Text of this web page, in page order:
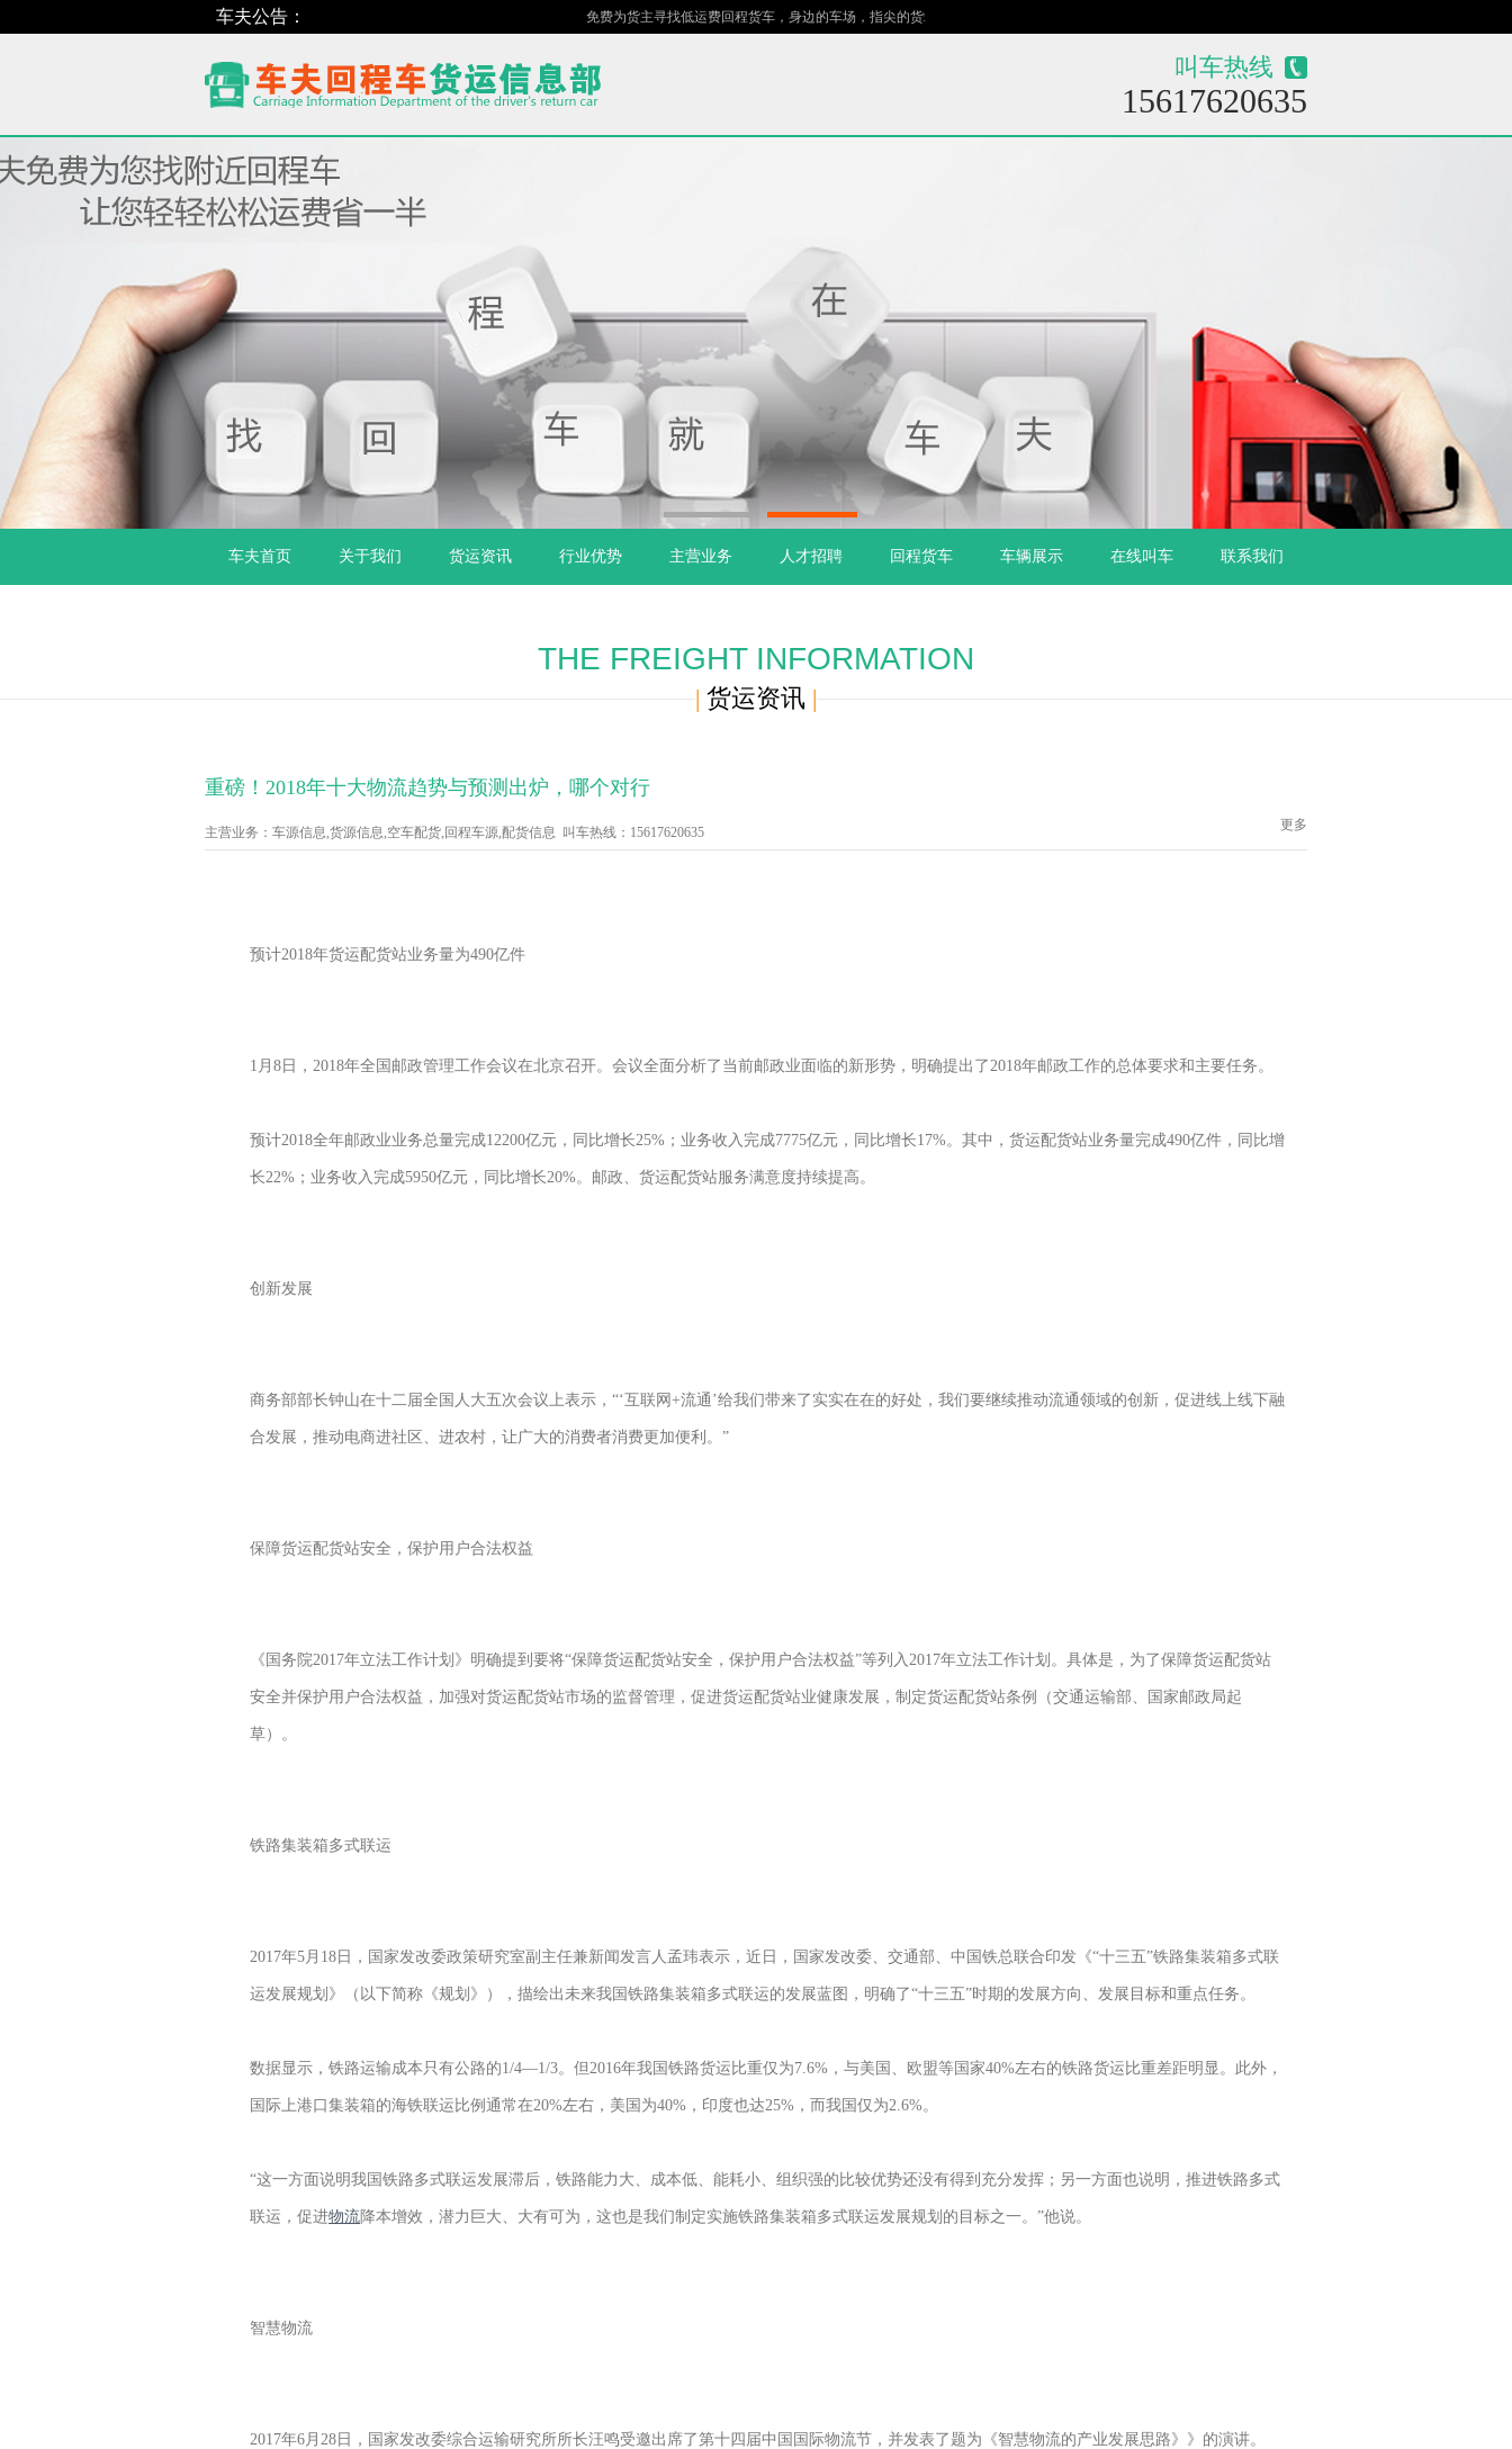
车夫公告： 免费为货主寻找低运费回程货车，身边的车场，指尖的货站！
叫车热线
15617620635
1 2
车夫首页 关于我们 货运资讯 行业优势 主营业务 人才招聘 回程货车 车辆展示 在线叫车 联系我们
THE FREIGHT INFORMATION
| 货运资讯 |
重磅！2018年十大物流趋势与预测出炉，哪个对行
主营业务：车源信息,货源信息,空车配货,回程车源,配货信息 叫车热线：15617620635 更多
预计2018年货运配货站业务量为490亿件
1月8日，2018年全国邮政管理工作会议在北京召开。会议全面分析了当前邮政业面临的新形势，明确提出了2018年邮政工作的总体要求和主要任务。
预计2018全年邮政业业务总量完成12200亿元，同比增长25%；业务收入完成7775亿元，同比增长17%。其中，货运配货站业务量完成490亿件，同比增
长22%；业务收入完成5950亿元，同比增长20%。邮政、货运配货站服务满意度持续提高。
创新发展
商务部部长钟山在十二届全国人大五次会议上表示，“‘互联网+流通’给我们带来了实实在在的好处，我们要继续推动流通领域的创新，促进线上线下融
合发展，推动电商进社区、进农村，让广大的消费者消费更加便利。”
保障货运配货站安全，保护用户合法权益
《国务院2017年立法工作计划》明确提到要将“保障货运配货站安全，保护用户合法权益”等列入2017年立法工作计划。具体是，为了保障货运配货站
安全并保护用户合法权益，加强对货运配货站市场的监督管理，促进货运配货站业健康发展，制定货运配货站条例（交通运输部、国家邮政局起
草）。
铁路集装箱多式联运
2017年5月18日，国家发改委政策研究室副主任兼新闻发言人孟玮表示，近日，国家发改委、交通部、中国铁总联合印发《“十三五”铁路集装箱多式联
运发展规划》（以下简称《规划》），描绘出未来我国铁路集装箱多式联运的发展蓝图，明确了“十三五”时期的发展方向、发展目标和重点任务。
数据显示，铁路运输成本只有公路的1/4—1/3。但2016年我国铁路货运比重仅为7.6%，与美国、欧盟等国家40%左右的铁路货运比重差距明显。此外，
国际上港口集装箱的海铁联运比例通常在20%左右，美国为40%，印度也达25%，而我国仅为2.6%。
“这一方面说明我国铁路多式联运发展滞后，铁路能力大、成本低、能耗小、组织强的比较优势还没有得到充分发挥；另一方面也说明，推进铁路多式
联运，促进物流降本增效，潜力巨大、大有可为，这也是我们制定实施铁路集装箱多式联运发展规划的目标之一。”他说。
智慧物流
2017年6月28日，国家发改委综合运输研究所所长汪鸣受邀出席了第十四届中国国际物流节，并发表了题为《智慧物流的产业发展思路》》的演讲。